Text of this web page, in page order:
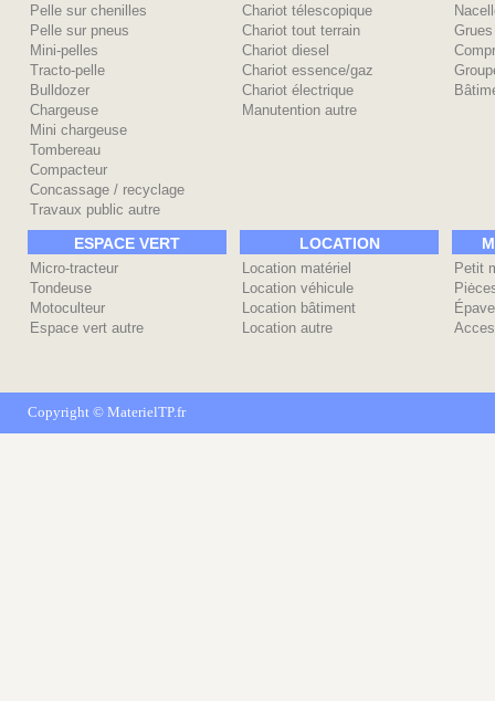
Pelle sur chenilles
Pelle sur pneus
Mini-pelles
Tracto-pelle
Bulldozer
Chargeuse
Mini chargeuse
Tombereau
Compacteur
Concassage / recyclage
Travaux public autre
Chariot télescopique
Chariot tout terrain
Chariot diesel
Chariot essence/gaz
Chariot électrique
Manutention autre
Grues
ESPACE VERT
Micro-tracteur
Tondeuse
Motoculteur
Espace vert autre
LOCATION
Location matériel
Location véhicule
Location bâtiment
Location autre
Petit
Épave
Copyright © MaterielTP.fr